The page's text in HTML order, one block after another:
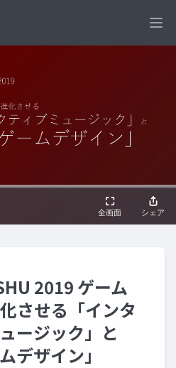
2019 ゲーム
させる「インタ
ージック」と
デザイン」